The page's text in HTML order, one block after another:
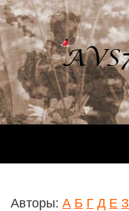
Авторы: А Б Г Д Е З